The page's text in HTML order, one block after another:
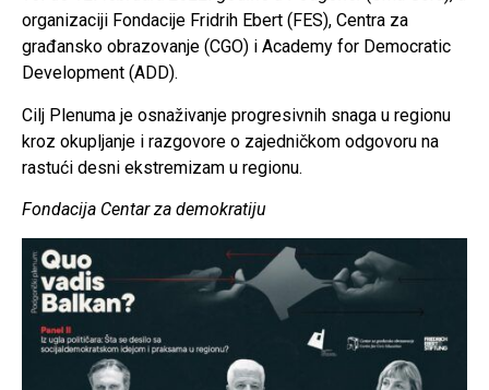
organizaciji Fondacije Fridrih Ebert (FES), Centra za
građansko obrazovanje (CGO) i Academy for Democratic
Development (ADD).
Cilj Plenuma je osnaživanje progresivnih snaga u regionu
kroz okupljanje i razgovore o zajedničkom odgovoru na
rastući desni ekstremizam u regionu.
Fondacija Centar za demokratiju